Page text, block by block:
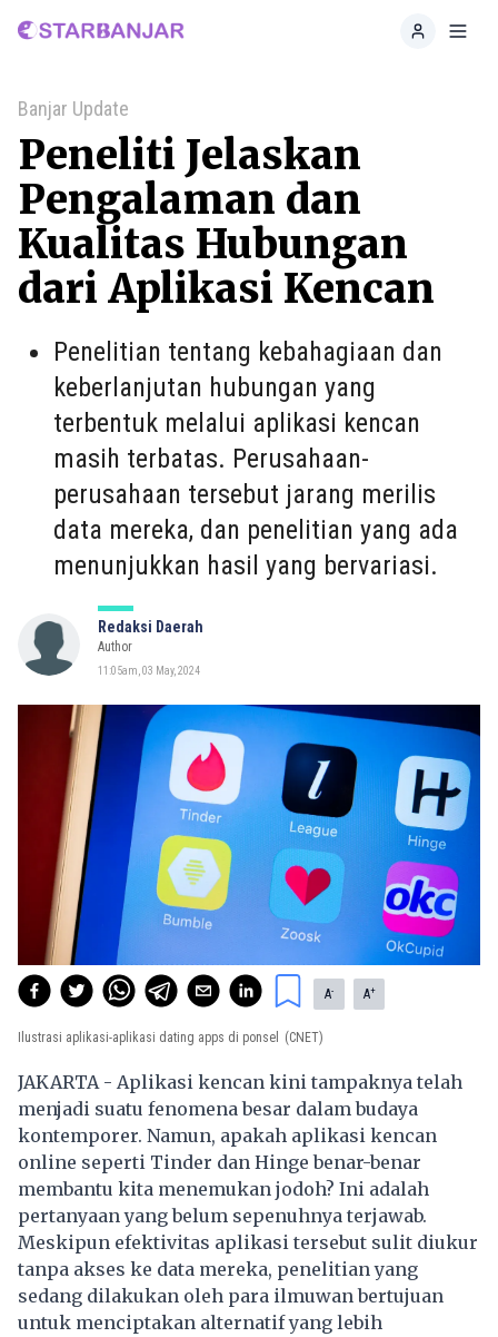
Home
Banjar Update
Peneliti Jelaskan
Pengalaman dan
Kualitas Hubungan
dari Aplikasi Kencan
Penelitian tentang kebahagiaan dan
keberlanjutan hubungan yang
terbentuk melalui aplikasi kencan
masih terbatas. Perusahaan-
perusahaan tersebut jarang merilis
data mereka, dan penelitian yang ada
menunjukkan hasil yang bervariasi.
Redaksi Daerah
Author
11:05am, 03 May, 2024
A- A+
Ilustrasi aplikasi-aplikasi dating apps di ponsel (CNET)
JAKARTA - Aplikasi kencan kini tampaknya telah
menjadi suatu fenomena besar dalam budaya
kontemporer. Namun, apakah aplikasi kencan
online seperti Tinder dan Hinge benar-benar
membantu kita menemukan jodoh? Ini adalah
pertanyaan yang belum sepenuhnya terjawab.
Meskipun efektivitas aplikasi tersebut sulit diukur
tanpa akses ke data mereka, penelitian yang
sedang dilakukan oleh para ilmuwan bertujuan
untuk menciptakan alternatif yang lebih